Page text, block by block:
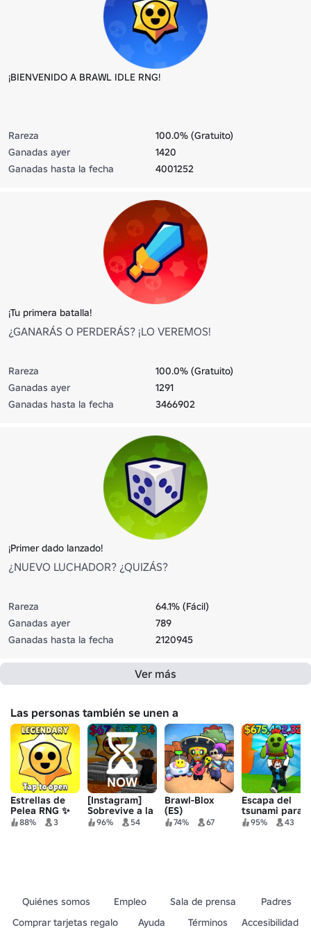
¡BIENVENIDO A BRAWL IDLE RNG!
Rareza
100.0% (Gratuito)
Ganadas ayer
1420
Ganadas hasta la fecha
4001252
¡Tu primera batalla!
¿GANARÁS O PERDERÁS? ¡LO VEREMOS!
Rareza
100.0% (Gratuito)
Ganadas ayer
1291
Ganadas hasta la fecha
3466902
¡Primer dado lanzado!
¿NUEVO LUCHADOR? ¿QUIZÁS?
Rareza
64.1% (Fácil)
Ganadas ayer
789
Ganadas hasta la fecha
2120945
Ver más
Las personas también se unen a
Estrellas de
Pelea RNG ✨
88% 3
[Instagram]
Sobrevive a la
lava para los
96% 54
Brawl-Blox
(ES)
74% 67
Escapa del
tsunami para
Brawl Stars
95% 43
Quiénes somos Empleo Sala de prensa
Padres
Comprar tarjetas regalo
Ayuda Términos Accesibilidad